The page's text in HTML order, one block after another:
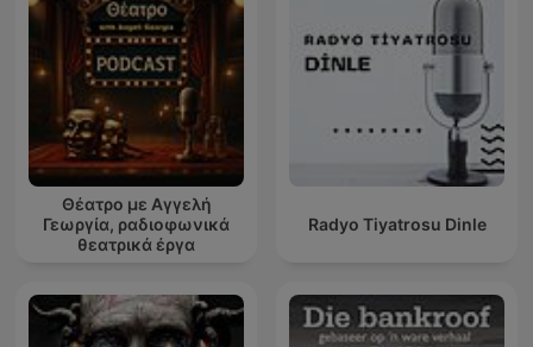
Θέατρο με Αγγελή
Γεωργία, ραδιοφωνικά
θεατρικά έργα
Radyo Tiyatrosu Dinle